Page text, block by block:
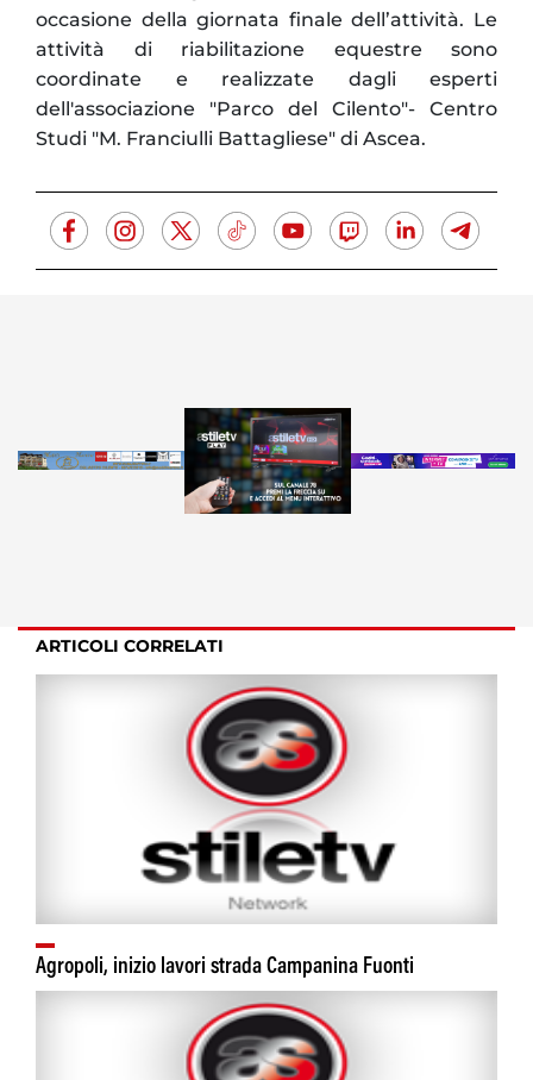
occasione della giornata finale dell’attività. Le
attività di riabilitazione equestre sono
coordinate e realizzate dagli esperti
dell'associazione "Parco del Cilento"- Centro
Studi "M. Franciulli Battagliese" di Ascea.
ARTICOLI CORRELATI
Agropoli, inizio lavori strada Campanina Fuonti